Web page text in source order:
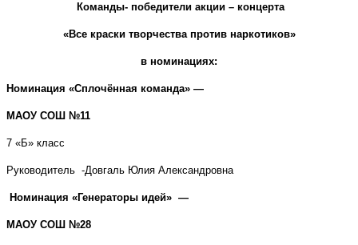
Команды- победители акции – концерта
«Все краски творчества против наркотиков»
в номинациях:
Номинация «Сплочённая команда» —
МАОУ СОШ №11
7 «Б» класс
Руководитель -Довгаль Юлия Александровна
Номинация «Генераторы идей» —
МАОУ СОШ №28